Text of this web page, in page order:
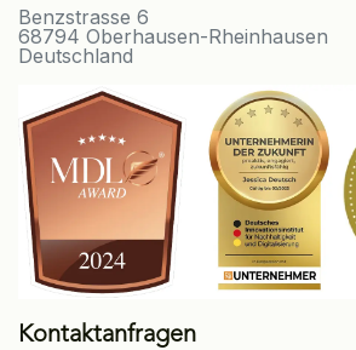
Benzstrasse 6
68794 Oberhausen-Rheinhausen
Deutschland
Kontaktanfragen